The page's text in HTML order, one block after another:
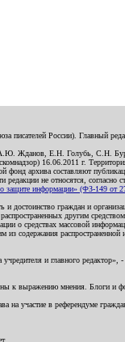
писателей России). Главный
А.Ю. Жданов, Е.Н. Голубь, С.Н.
16.06.2011 г.
фонд архива составляют
не относятся, согласно
защите информации» (ФЗ-149 от
и достоинство граждан и
другим
о средствах массовой
распространенной
и главного редактор», -
к выражению мнения. Блоги и
участие в референдуме